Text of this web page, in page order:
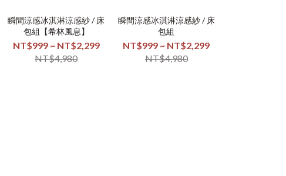
瞬間涼感冰淇淋涼感紗 / 床
包組【希林風息】
NT$999 ~ NT$2,299
NT$4,980
瞬間涼感冰淇淋涼感紗 / 床
包組
NT$999 ~ NT$2,299
NT$4,980